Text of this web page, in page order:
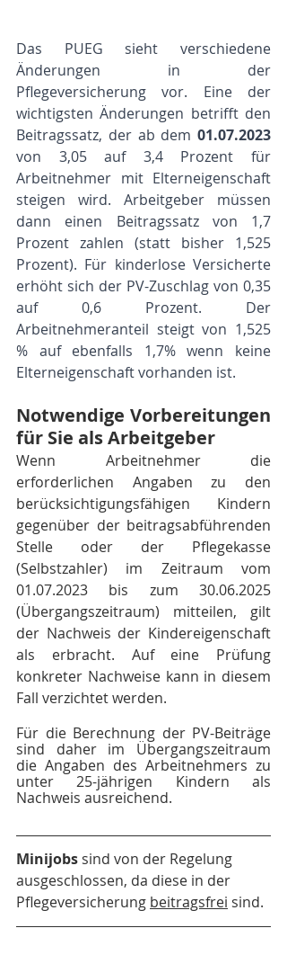
Das PUEG sieht verschiedene
Änderungen in der
Pflegeversicherung vor. Eine der
wichtigsten Änderungen betrifft den
Beitragssatz, der ab dem 01.07.2023
von 3,05 auf 3,4 Prozent für
Arbeitnehmer mit Elterneigenschaft
steigen wird. Arbeitgeber müssen
dann einen Beitragssatz von 1,7
Prozent zahlen (statt bisher 1,525
Prozent). Für kinderlose Versicherte
erhöht sich der PV-Zuschlag von 0,35
auf 0,6 Prozent. Der
Arbeitnehmeranteil steigt von 1,525
% auf ebenfalls 1,7% wenn keine
Elterneigenschaft vorhanden ist.
Notwendige Vorbereitungen
für Sie als Arbeitgeber
Wenn Arbeitnehmer die
erforderlichen Angaben zu den
berücksichtigungsfähigen Kindern
gegenüber der beitragsabführenden
Stelle oder der Pflegekasse
(Selbstzahler) im Zeitraum vom
01.07.2023 bis zum 30.06.2025
(Übergangszeitraum) mitteilen, gilt
der Nachweis der Kindereigenschaft
als erbracht. Auf eine Prüfung
konkreter Nachweise kann in diesem
Fall verzichtet werden.
Für die Berechnung der PV-Beiträge
sind daher im Übergangszeitraum
die Angaben des Arbeitnehmers zu
unter 25-jährigen Kindern als
Nachweis ausreichend.
Minijobs sind von der Regelung
ausgeschlossen, da diese in der
Pflegeversicherung beitragsfrei sind.